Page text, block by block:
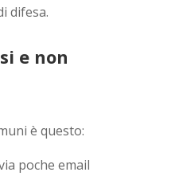
difesa.
e non
è questo:
poche email